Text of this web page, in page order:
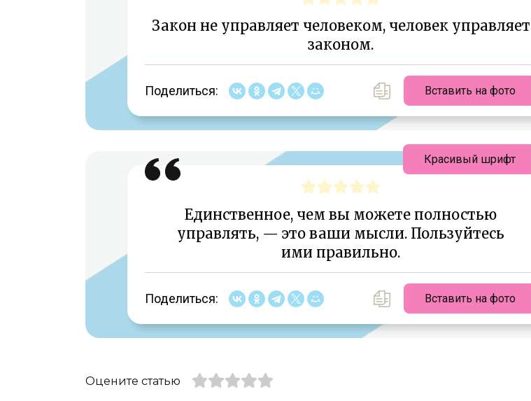
Закон не управляет человеком, человек управляет
законом.
Поделиться: Вставить на фото
Единственное, чем вы можете полностью
управлять, — это ваши мысли. Пользуйтесь
ими правильно.
Поделиться: Вставить на фото
Красивый шрифт
Оцените статью